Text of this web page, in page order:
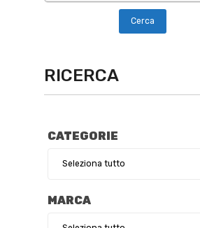
RICERCA
CATEGORIE
MARCA